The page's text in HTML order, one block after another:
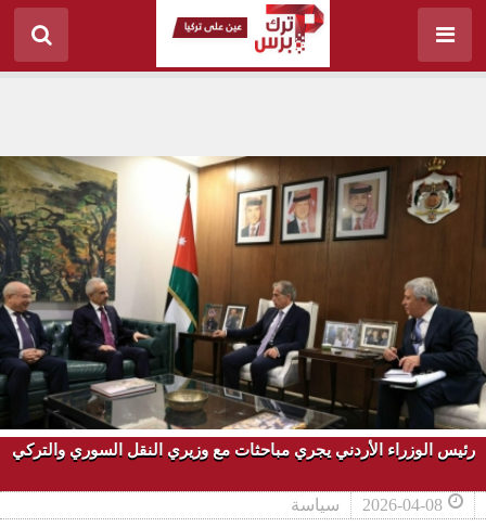
رئيس الوزراء الأردني يجري مباحثات مع وزيري النقل السوري والتركي
2026-04-08 سياسة